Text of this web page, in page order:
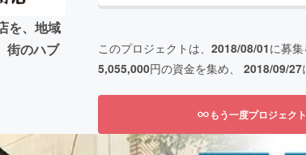
を、地域
街のハブ
このプロジェクトは、 2018/08/01に募集
5,055,000円の資金を集め、 2018/09/27
もう一度プロジェク